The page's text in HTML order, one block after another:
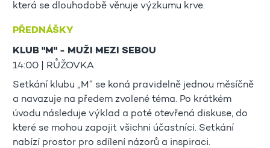
která se dlouhodobě věnuje výzkumu krve.
PŘEDNÁŠKY
KLUB "M" - MUŽI MEZI SEBOU
14:00 | RŮŽOVKA
Setkání klubu „M“ se koná pravidelně jednou měsíčně
a navazuje na předem zvolené téma. Po krátkém
úvodu následuje výklad a poté otevřená diskuse, do
které se mohou zapojit všichni účastníci. Setkání
nabízí prostor pro sdílení názorů a inspiraci.